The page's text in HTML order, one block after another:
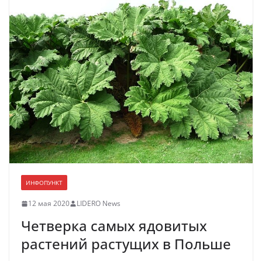
ИНФОПУНКТ
12 мая 2020 LIDERO News
Четверка самых ядовитых
растений растущих в Польше